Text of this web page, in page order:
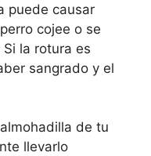
puede causar
cojee o se
la rotura es
sangrado y el
de tu
llevarlo